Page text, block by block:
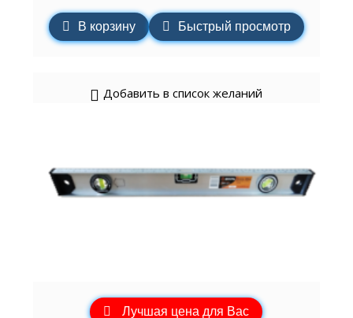
В корзину Быстрый просмотр
Добавить в список желаний
Лучшая цена для Вас